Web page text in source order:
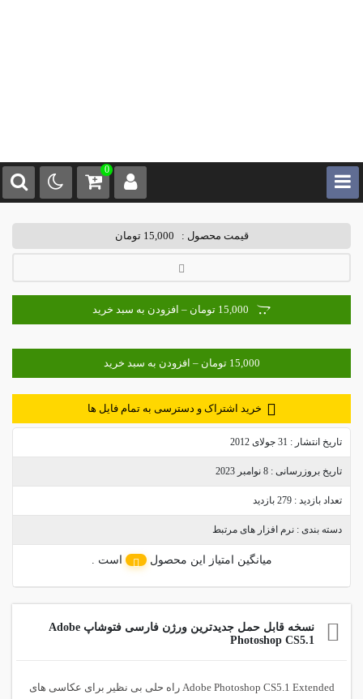
0
قیمت محصول : 15,000 تومان
15,000 تومان – افزودن به سبد خرید
خرید اشتراک و دسترسی به تمام فایل ها
تاریخ انتشار : 31 جولای 2012
تاریخ بروزرسانی : 8 نوامبر 2023
تعداد بازدید : 279 بازدید
دسته بندی : نرم افزار های مرتبط
میانگین امتیاز این محصول است .
نسخه قابل حمل جدیدترین ورژن فارسی فتوشاپ Adobe
Photoshop CS5.1
Adobe Photoshop CS5.1 Extended راه حلی بی نظیر برای عکاسی های